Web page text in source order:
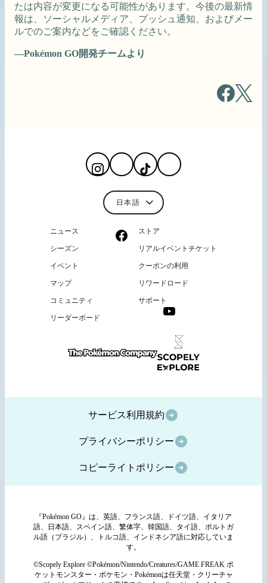
たは内容が変更になる可能性があります。今後の最新情
報は、ソーシャルメディア、プッシュ通知、およびメー
ルでのご案内などをご確認ください。
—Pokémon GO開発チームより
ニュース
シーズン
イベント
マップ
コミュニティ
リーダーボード
ストア
リアルイベントチケット
クーポンの利用
リワードロード
サポート
サービス利用規約
プライバシーポリシー
コピーライトポリシー
『Pokémon GO』は、英語、フランス語、ドイツ語、イタリア
語、日本語、スペイン語、繁体字、韓国語、タイ語、ポルトガ
ル語（ブラジル）、トルコ語、インドネシア語に対応していま
す。
©Scopely Explore ©Pokémon/Nintendo/Creatures/GAME FREAK ポ
ケットモンスター・ポケモン・Pokémonは任天堂・クリーチャ